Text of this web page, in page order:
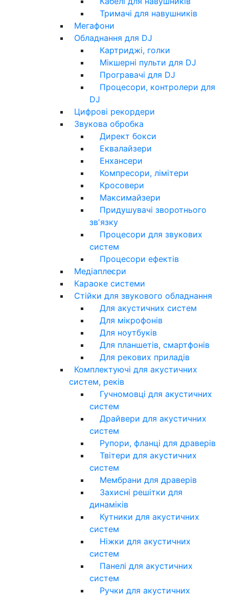
Тримачі для навушників
Мегафони
Обладнання для DJ
Картриджі, голки
Мікшерні пульти для DJ
Програвачі для DJ
Процесори, контролери для
DJ
Цифрові рекордери
Звукова обробка
Директ бокси
Еквалайзери
Енхансери
Компресори, лімітери
Кросовери
Максимайзери
Придушувачі зворотнього
зв'язку
Процесори для звукових
систем
Процесори ефектів
Медіаплеєри
Караоке системи
Стійки для звукового обладнання
Для акустичних систем
Для мікрофонів
Для ноутбуків
Для планшетів, смартфонів
Для рекових приладів
Комплектуючі для акустичних
систем, реків
Гучномовці для акустичних
систем
Драйвери для акустичних
систем
Рупори, фланці для драверів
Твітери для акустичних
систем
Мембрани для драверів
Захисні решітки для
динаміків
Кутники для акустичних
систем
Ніжки для акустичних
систем
Панелі для акустичних
систем
Ручки для акустичних